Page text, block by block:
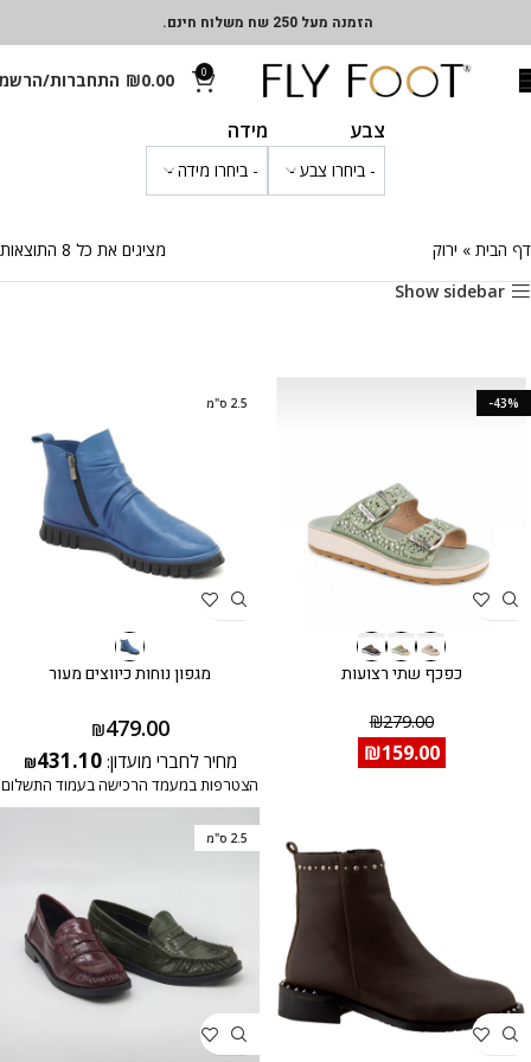
הזמנה מעל 250 שח משלוח חינם.
0
₪0.00 התחברות/
צבע מידה
דף הבית » ירוק
מציגים את כל ⁦8⁩ התוצאות
Show sidebar
-43%
כפכף שתי רצועות
₪279.00
₪159.00
2.5 ס"מ
מגפון נוחות כיווצים מעור
₪479.00
מחיר לחברי מועדון: ₪431.10
הצטרפות במעמד הרכישה בעמוד התשלום
2.5 ס"מ